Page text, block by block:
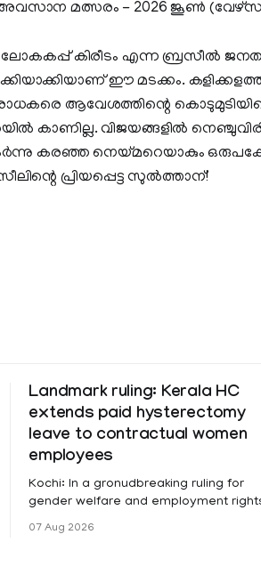
മത്സരം - 2026 ജൂൺ
കിരീടം എന്ന ബ്രസീൽ
ഈ മടക്കം.
ആവേശത്തിന്റെ
കാണില്ല. വിജയങ്ങളിൽ
കരഞ്ഞ നെയ്മറെയാകും
പ്രിയപ്പെട്ട സുൽത്താന്!
Landmark ruling: Kerala HC
extends paid hysterectomy
leave to contractual women
employees
Kochi: In a gronudbreaking ruling for
gender welfare and employment
female contractual staff employed in
07 Aug 2026